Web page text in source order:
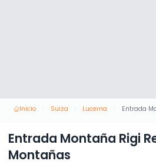
Inicio Suiza Lucerna
Entrada Montaña Rigi
Montañas